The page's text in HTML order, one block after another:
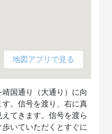
地図アプリで見る
国通り（大通り）に向
。信号を渡り、右に真
てきます。信号を渡ら
いていただくとすぐに